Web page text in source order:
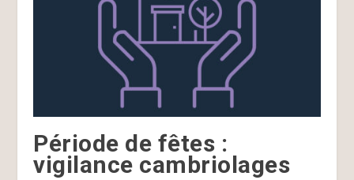
Période de fêtes :
vigilance cambriolages